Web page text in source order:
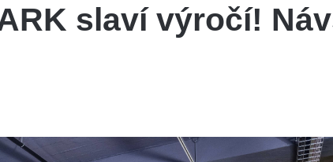
slaví výročí!